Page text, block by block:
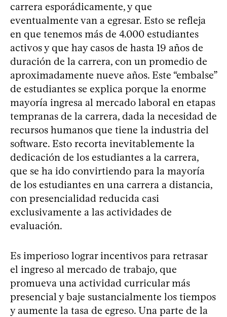
carrera esporádicamente, y que
eventualmente van a egresar. Esto se refleja
en que tenemos más de 4.000 estudiantes
activos y que hay casos de hasta 19 años de
duración de la carrera, con un promedio de
aproximadamente nueve años. Este “embalse”
de estudiantes se explica porque la enorme
mayoría ingresa al mercado laboral en etapas
tempranas de la carrera, dada la necesidad de
recursos humanos que tiene la industria del
software. Esto recorta inevitablemente la
dedicación de los estudiantes a la carrera,
que se ha ido convirtiendo para la mayoría
de los estudiantes en una carrera a distancia,
con presencialidad reducida casi
exclusivamente a las actividades de
evaluación.
Es imperioso lograr incentivos para retrasar
el ingreso al mercado de trabajo, que
promueva una actividad curricular más
presencial y baje sustancialmente los tiempos
y aumente la tasa de egreso. Una parte de la